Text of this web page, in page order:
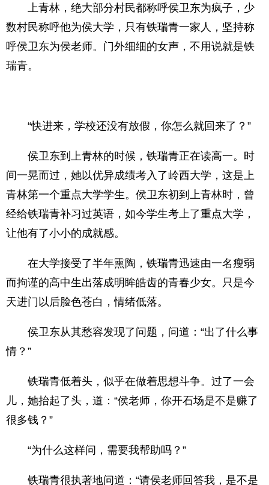
上青林，绝大部分村民都称呼侯卫东为疯子，少
数村民称呼他为侯大学，只有铁瑞青一家人，坚持称
呼侯卫东为侯老师。门外细细的女声，不用说就是铁
瑞青。
“快进来，学校还没有放假，你怎么就回来了？”
侯卫东到上青林的时候，铁瑞青正在读高一。时
间一晃而过，她以优异成绩考入了岭西大学，这是上
青林第一个重点大学学生。侯卫东初到上青林时，曾
经给铁瑞青补习过英语，如今学生考上了重点大学，
让他有了小小的成就感。
在大学接受了半年熏陶，铁瑞青迅速由一名瘦弱
而拘谨的高中生出落成明眸皓齿的青春少女。只是今
天进门以后脸色苍白，情绪低落。
侯卫东从其愁容发现了问题，问道：“出了什么事
情？”
铁瑞青低着头，似乎在做着思想斗争。过了一会
儿，她抬起了头，道：“侯老师，你开石场是不是赚了
很多钱？”
“为什么这样问，需要我帮助吗？”
铁瑞青很执著地问道：“请侯老师回答我，是不是